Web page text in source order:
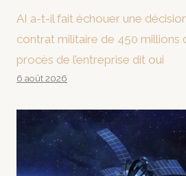
AI a-t-il fait échouer une
contrat militaire de 450 millions
procès de l’entreprise dit oui
6 août 2026